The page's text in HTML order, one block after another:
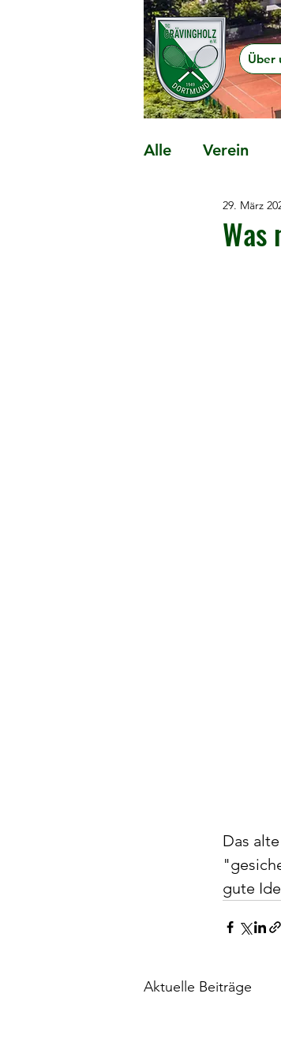
Über
Alle Verein
29. März
Das
gute
Aktuelle Beiträge